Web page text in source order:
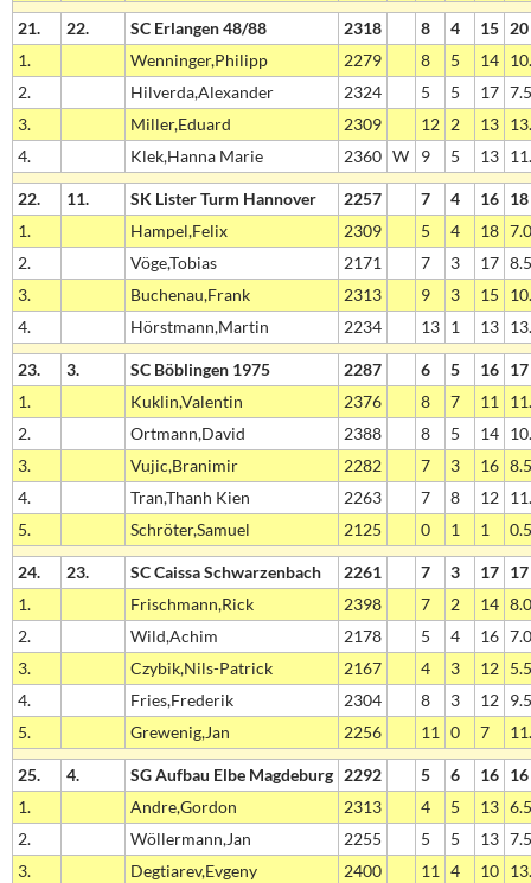
21. 22. SC Erlangen 48/88 2318 8 4 15
1.
Wenninger,Philipp 2279 8 5 14
2.
Hilverda,Alexander 2324 5 5 17
3.
Miller,Eduard 2309 12 2 13
4.
Klek,Hanna Marie 2360 W 9 5 13
22. 11. SK Lister Turm Hannover 2257 7 4 16
1.
Hampel,Felix 2309 5 4 18
2.
Vöge,Tobias 2171 7 3 17
3.
Buchenau,Frank 2313 9 3 15
4.
Hörstmann,Martin 2234 13 1 13
23. 3. SC Böblingen 1975 2287 6 5 16
1.
Kuklin,Valentin 2376 8 7 11
2.
Ortmann,David 2388 8 5 14
3.
Vujic,Branimir 2282 7 3 16
4.
Tran,Thanh Kien 2263 7 8 12
5.
Schröter,Samuel 2125 0 1 1
24. 23. SC Caissa Schwarzenbach 2261 7 3 17
1.
Frischmann,Rick 2398 7 2 14
2.
Wild,Achim 2178 5 4 16
3.
Czybik,Nils-Patrick 2167 4 3 12
4.
Fries,Frederik 2304 8 3 12
5.
Grewenig,Jan 2256 11 0 7
25. 4. SG Aufbau Elbe Magdeburg 2292 5 6 16
1.
Andre,Gordon 2313 4 5 13
2.
Wöllermann,Jan 2255 5 5 13
3.
Degtiarev,Evgeny 2400 11 4 10